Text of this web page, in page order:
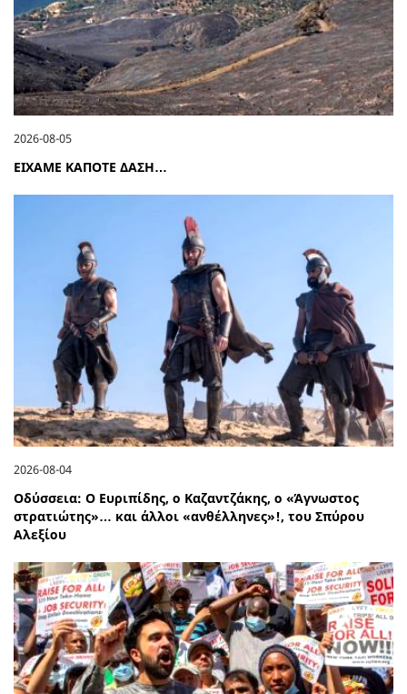
2026-08-05
ΕΙΧΑΜΕ ΚΑΠΟΤΕ ΔΑΣΗ…
2026-08-04
Οδύσσεια: Ο Ευριπίδης, ο Καζαντζάκης, ο «Άγνωστος
στρατιώτης»… και άλλοι «ανθέλληνες»!, του Σπύρου
Αλεξίου